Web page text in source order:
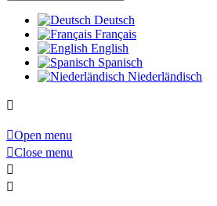
Deutsch
Français
English
Spanisch
Niederländisch

Open menu
Close menu

